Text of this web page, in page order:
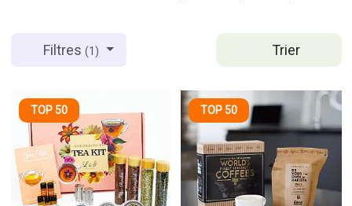
Trier
Filtres(1)
TOP 50 TOP 50